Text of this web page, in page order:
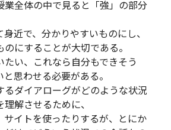
全体の中で見ると「強」の部分
近で、分かりやすいものにし、
のにすることが大切である。
い、これなら自分もできそう
思わせる必要がある。
ダイアローグがどのような状況
解させるために、
イトを使ったりするが、とにか